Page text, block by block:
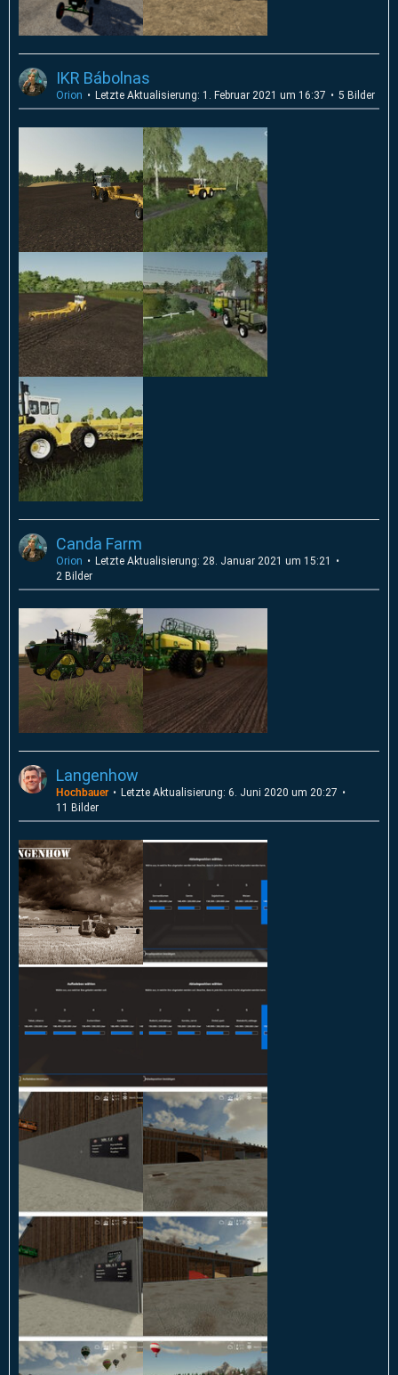
IKR Bábolnas
Orion Letzte Aktualisierung: 1. Februar 2021 um 16:37 5 Bilder
Canda Farm
Orion Letzte Aktualisierung: 28. Januar 2021 um 15:21
2 Bilder
Langenhow
Hochbauer Letzte Aktualisierung: 6. Juni 2020 um 20:27
11 Bilder